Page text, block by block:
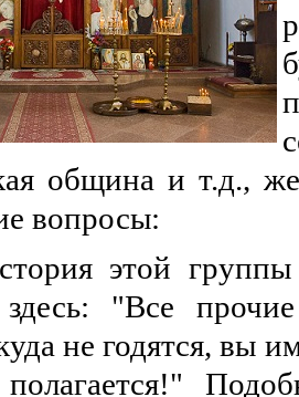
община и т.д.,
вопросы:
этой
"Все
не годятся, вы